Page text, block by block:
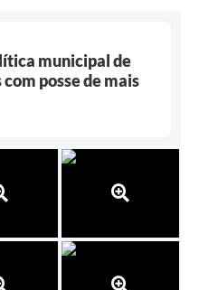
municipal de
posse de mais